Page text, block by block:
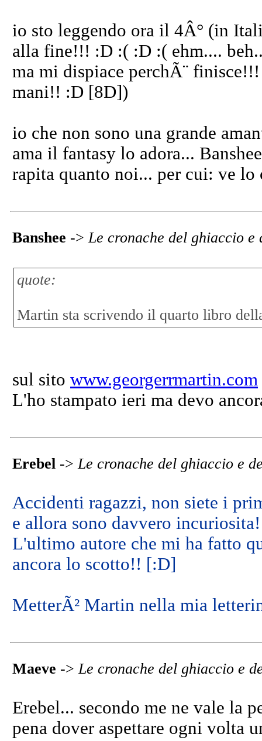
io sto leggendo ora il 4Â° (in
alla fine!!! :D :( :D :( ehm....
ma mi dispiace perchÃ¨
mani!! :D [8D])
io che non sono una grande
ama il fantasy lo adora...
rapita quanto noi... per cui: ve
Banshee ->Le cronache del ghiaccio
quote:
Martin sta scrivendo il quarto libro
sul sito www.georgerrmartin.com
L'ho stampato ieri ma devo
Erebel ->Le cronache del ghiaccio e
Accidenti ragazzi, non siete i
e allora sono davvero
L'ultimo autore che mi ha fatto
ancora lo scotto!! [:D]
MetterÃ² Martin nella mia
Maeve ->Le cronache del ghiaccio e
Erebel... secondo me ne vale la
pena dover aspettare ogni volta